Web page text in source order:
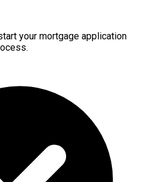
your mortgage application